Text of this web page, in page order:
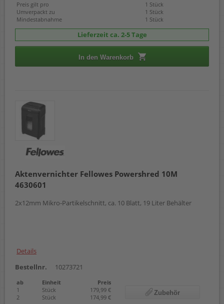
Preis gilt pro
1 Stück
Umverpackt zu
1 Stück
Mindestabnahme
1 Stück
Lieferzeit ca. 2-5 Tage
In den Warenkorb
Aktenvernichter Fellowes Powershred 10M
4630601
2x12mm Mikro-Partikelschnitt, ca. 10 Blatt, 19 Liter Behälter
Details
Bestellnr.
10273721
ab Einheit
Preis
1
Stück
179,99 €
2
Stück 174,99 €
Zubehör